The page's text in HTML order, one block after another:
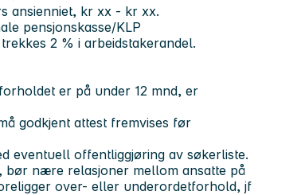
ansienniet, kr xx - kr xx.
pensjonskasse/KLP
2 % i arbeidstakerandel.
er på under 12 mnd, er
godkjent attest fremvises før
eventuell offentliggjøring av søkerliste.
bør nære relasjoner mellom ansatte på
over- eller underordetforhold, jf